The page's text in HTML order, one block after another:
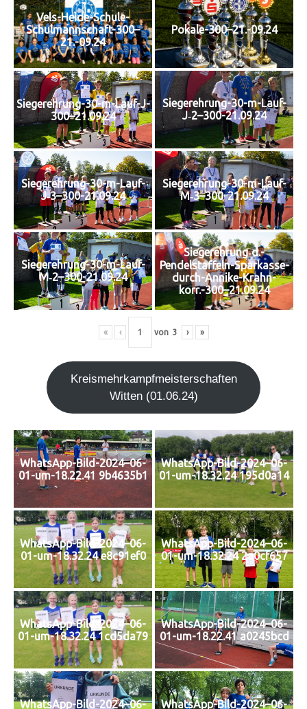
Vels-Heide-Schule-
Schulmannschaft-300–
21.-09.24
Pokale-300–21.-09.24
Siegerehrung-30-m-Lauf-J-
300–21.09.24
Siegerehrung-30-m-Lauf-
J‑2–300-21.09.24
Siegerehrung-30-m-Lauf-
J‑3–300-21.09.24
Siegerehrung-30-m-Lauf-
M‑3–300-21.09.24
Siegerehrung-30-m-Lauf-
M‑2–300-21.09.24
Siegerehrung‑d.-
Pendelstaffeln-Sparkasse-
durch-Annike-Krahn-
korr.-300–21.09.24
« ‹ von 3 › »
Kreis­mehr­kampf­meis­ter­schaf­ten
Wit­ten (01.06.24)
WhatsApp-Bild-2024–06-
01-um-18.22.41 9b4635b1
WhatsApp-Bild-2024–06-
01-um-18.32.24 195d0a14
WhatsApp-Bild-2024–06-
01-um-18.32.24 e8c91ef0
WhatsApp-Bild-2024–06-
01-um-18.32.24 2a0cf657
WhatsApp-Bild-2024–06-
01-um-18.32.24 1cd5da79
WhatsApp-Bild-2024–06-
01-um-18.22.41 a0245bcd
WhatsApp-Bild-2024–06- WhatsApp-Bild-2024–06-